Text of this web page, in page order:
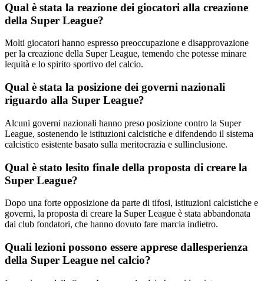
Qual è stata la reazione dei giocatori alla creazione
della Super League?
Molti giocatori hanno espresso preoccupazione e disapprovazione
per la creazione della Super League, temendo che potesse minare
lequità e lo spirito sportivo del calcio.
Qual è stata la posizione dei governi nazionali
riguardo alla Super League?
Alcuni governi nazionali hanno preso posizione contro la Super
League, sostenendo le istituzioni calcistiche e difendendo il sistema
calcistico esistente basato sulla meritocrazia e sullinclusione.
Qual è stato lesito finale della proposta di creare la
Super League?
Dopo una forte opposizione da parte di tifosi, istituzioni calcistiche e
governi, la proposta di creare la Super League è stata abbandonata
dai club fondatori, che hanno dovuto fare marcia indietro.
Quali lezioni possono essere apprese dallesperienza
della Super League nel calcio?